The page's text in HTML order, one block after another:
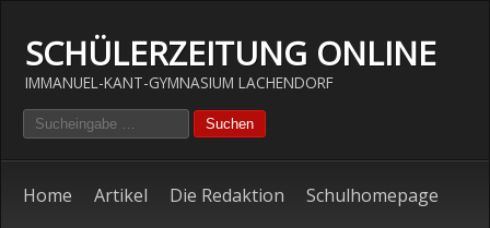
SCHÜLERZEITUNG ONLINE
IMMANUEL-KANT-GYMNASIUM LACHENDORF
Home Artikel Die Redaktion Schulhomepage